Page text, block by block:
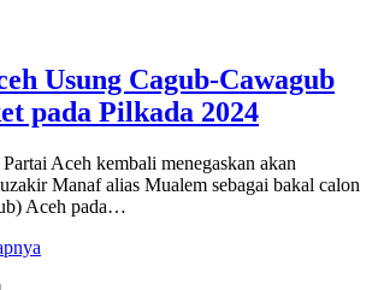
Usung Cagub-Cawagub
pada Pilkada 2024
Aceh kembali menegaskan akan
Manaf alias Mualem sebagai bakal calon
Aceh pada…